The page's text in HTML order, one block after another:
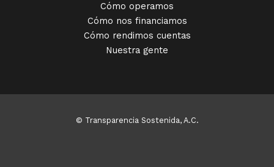
Cómo operamos
Cómo nos financiamos
Cómo rendimos cuentas
Nuestra gente
© Transparencia Sostenida, A.C.